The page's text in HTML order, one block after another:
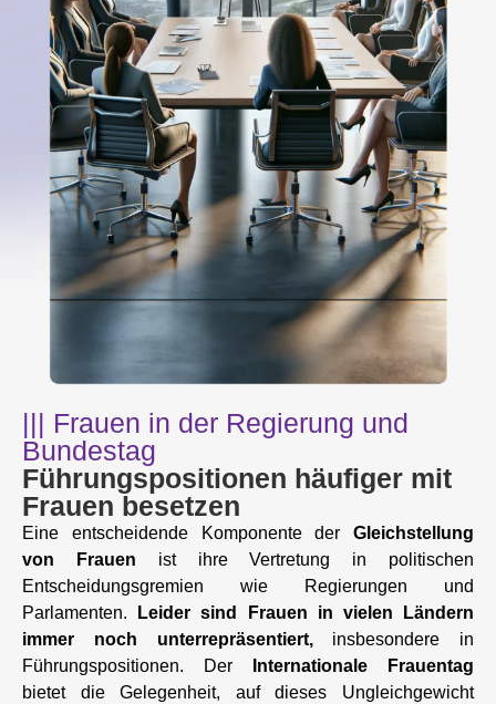
||| Frauen in der Regierung und
Bundestag
Führungspositionen häufiger mit
Frauen besetzen
Eine entscheidende Komponente der Gleichstellung
von Frauen ist ihre Vertretung in politischen
Entscheidungsgremien wie Regierungen und
Parlamenten.
Leider sind Frauen in vielen Ländern
immer noch unterrepräsentiert,insbesondere in
Führungspositionen. Der
Internationale Frauentag
bietet die Gelegenheit, auf dieses Ungleichgewicht